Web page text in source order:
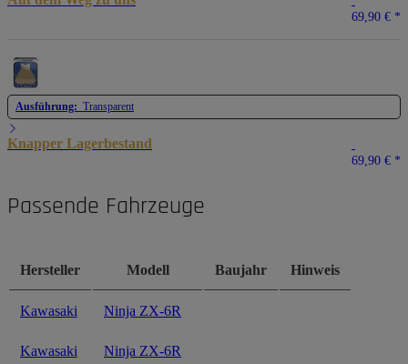
69,90 € *
Ausführung: Transparent
Knapper Lagerbestand
69,90 € *
Passende Fahrzeuge
Hersteller Modell Baujahr Hinweis
Kawasaki Ninja ZX-6R
Kawasaki Ninja ZX-6R